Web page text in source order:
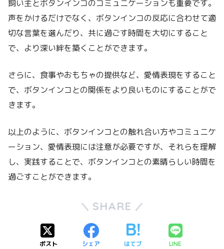
飼い主とボタンインコのコミュニケーションも重要です。
声をかけるだけでなく、ボタンインコの反応に合わせて適
切な言葉を選んだり、共に過ごす時間を大切にすること
で、より深い絆を築くことができます。
さらに、食事やおもちゃの提供など、愛情表現をすること
で、ボタンインコとの関係をより良いものにすることがで
きます。
以上のように、ボタンインコとの触れ合い方やコミュニケ
ーション、愛情表現には注意が必要ですが、それらを理解
し、実践することで、ボタンインコとの素晴らしい時間を
過ごすことができます。
SHARE
ポスト シェア はてブ LINE